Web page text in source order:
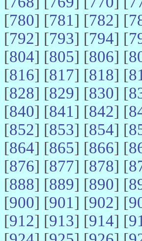
[780] [781] [782] [
[792] [793] [794] [
[804] [805] [806] [
[816] [817] [818] [
[828] [829] [830] [
[840] [841] [842] [
[852] [853] [854] [
[864] [865] [866] [
[876] [877] [878] [
[888] [889] [890] [
[900] [901] [902] [
[912] [913] [914] [